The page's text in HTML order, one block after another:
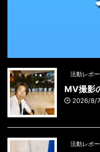
活動レポー
MV撮影
2026/8/7
活動レポー